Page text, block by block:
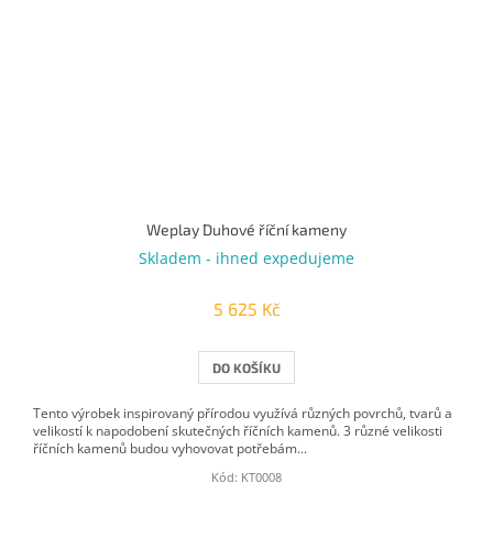
Weplay Duhové říční kameny
Skladem - ihned expedujeme
5 625 Kč
DO KOŠÍKU
Tento výrobek inspirovaný přírodou využívá různých povrchů, tvarů a
velikostí k napodobení skutečných říčních kamenů. 3 různé velikosti
říčních kamenů budou vyhovovat potřebám...
Kód: KT0008